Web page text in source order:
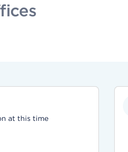
at this time